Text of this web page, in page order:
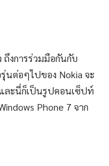
งการร่วมมือกันกับ
ต่อๆไปของ Nokia จะ
ละนี่ก็เป็นรูปคอนเซ็ปท์
Phone 7 จาก